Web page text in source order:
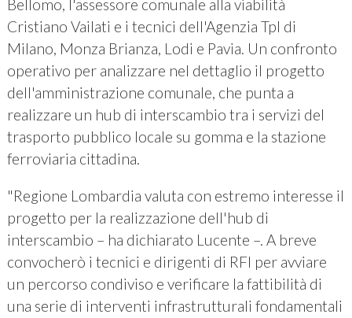
Bellomo, l'assessore comunale alla viabilità
Cristiano Vailati e i tecnici dell'Agenzia Tpl di
Milano, Monza Brianza, Lodi e Pavia. Un confronto
operativo per analizzare nel dettaglio il progetto
dell'amministrazione comunale, che punta a
realizzare un hub di interscambio tra i servizi del
trasporto pubblico locale su gomma e la stazione
ferroviaria cittadina.
"Regione Lombardia valuta con estremo interesse il
progetto per la realizzazione dell'hub di
interscambio – ha dichiarato Lucente –. A breve
convocherò i tecnici e dirigenti di RFI per avviare
un percorso condiviso e verificare la fattibilità di
una serie di interventi infrastrutturali fondamentali